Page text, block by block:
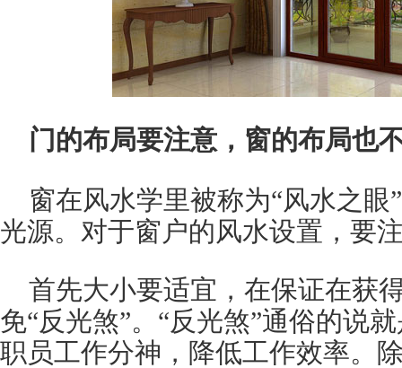
门的布局要注意，窗的布局也
窗在风水学里被称为“风水之
光源。对于窗户的风水设置，要
首先大小要适宜，在保证在获
免“反光煞”。“反光煞”通俗的说
职员工作分神，降低工作效率。